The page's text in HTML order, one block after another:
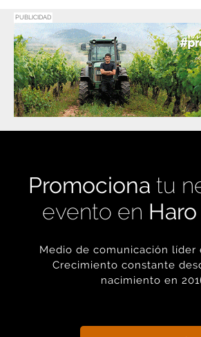
PUBLICIDAD
Promociona tu
evento en
Medio de comunicación líder
Crecimiento constante
nacimiento en